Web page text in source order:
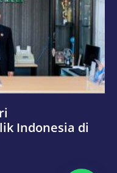
Indonesia di